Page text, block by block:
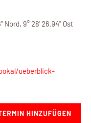
Nord, 9° 28' 26.94'' Ost
ueberblick-
HINZUFÜGEN